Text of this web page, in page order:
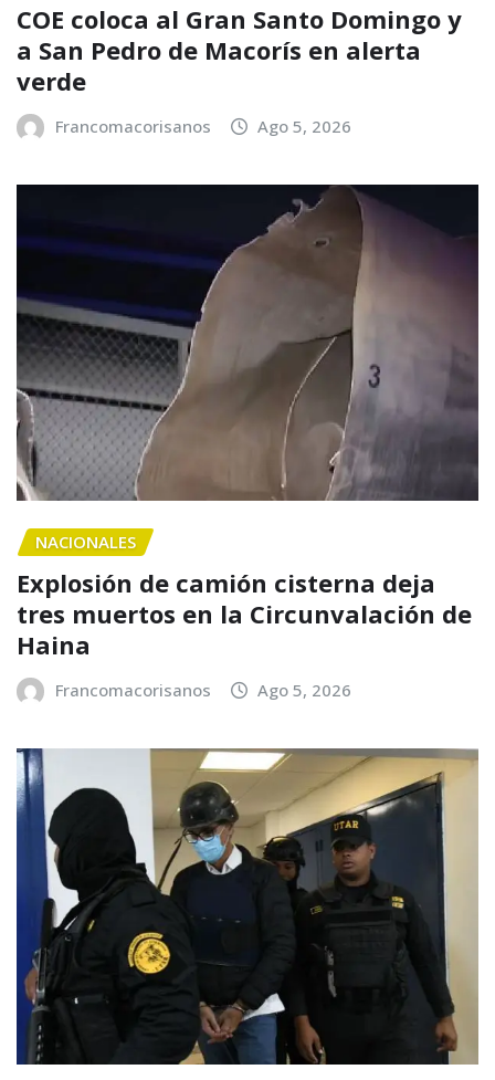
COE coloca al Gran Santo Domingo y
a San Pedro de Macorís en alerta
verde
Francomacorisanos Ago 5, 2026
NACIONALES
Explosión de camión cisterna deja
tres muertos en la Circunvalación de
Haina
Francomacorisanos Ago 5, 2026